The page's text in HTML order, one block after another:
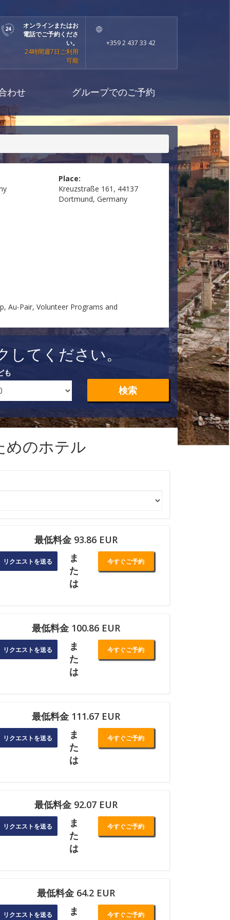
オンラインまたはお
電話でご予約くださ
い。
24時間週7日ご利用
可能
+359 2 437 33 42
わせ グループでのご予約
Place:
Kreuzstraße 161, 44137
Dortmund, Germany
Au-Pair, Volunteer Programs and
てください。
も
検索
めのホテル
最低料金 93.86 EUR
リクエストを送る
ま
た
は
今すぐご予約
最低料金 100.86 EUR
リクエストを送る
ま
た
は
今すぐご予約
最低料金 111.67 EUR
リクエストを送る
ま
た
は
今すぐご予約
最低料金 92.07 EUR
リクエストを送る
ま
た
は
今すぐご予約
最低料金 64.2 EUR
リクエストを送る
ま
今すぐご予約